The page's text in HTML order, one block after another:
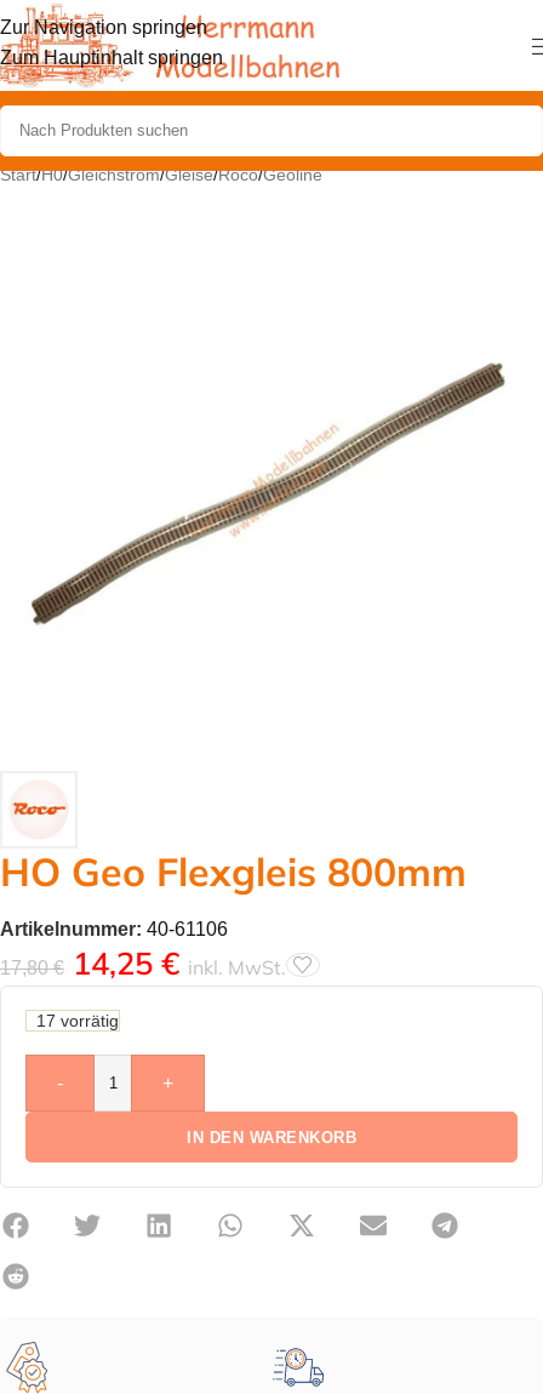
Zur Navigation springen
Zum Hauptinhalt springen
Start/H0/Gleichstrom/Gleise/Roco/Geoline
HO Geo Flexgleis 800mm
Artikelnummer: 40-61106
17,80€ 14,25 € inkl. MwSt.
17 vorrätig
- +
IN DEN WARENKORB